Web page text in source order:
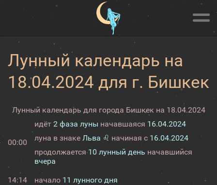
Лунный календарь на
18.04.2024 для г. Бишкек
Лунный календарь для города Бишкек на 18.04.2024
00:00
идёт 2 фаза луны начавшаяся 16.04.2024
луна в знаке Льва ♌ начиная с 16.04.2024
продолжается10 лунный день начавшийся
вчера
14:14 начало 11 лунного дня